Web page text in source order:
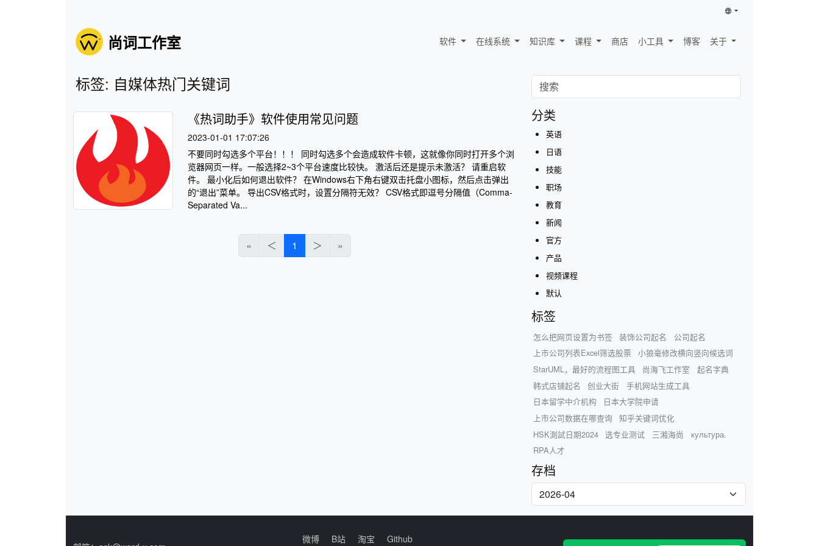
尚词工作室 软件 在线系统 知识库 课程 商店 小工具 博客 关于
标签: 自媒体热门关键词
《热词助手》软件使用常见问题
2023-01-01 17:07:26
不要同时勾选多个平台！！！ 同时勾选多个会造成软件卡顿，这就像你同时打开多个浏
览器网页一样。一般选择2~3个平台速度比较快。 激活后还是提示未激活？ 请重启软
件。 最小化后如何退出软件？ 在Windows右下角右键双击托盘小图标，然后点击弹出
的“退出”菜单。 导出CSV格式时，设置分隔符无效？ CSV格式即逗号分隔值（Comma-
Separated Va...
« ＜ 1 ＞ »
分类
英语
日语
技能
职场
教育
新闻
官方
产品
视频课程
默认
标签
怎么把网页设置为书签 装饰公司起名
公司起名
上市公司列表Excel筛选股票
小狼毫修改横向竖向候选词
StarUML，最好的流程图工具
尚海飞工作室
起名字典
韩式店铺起名
创业大街
手机网站生成工具
日本留学中介机构
日本大学院申请
上市公司数据在哪查询
知乎关键词优化
HSK測試日期2024
选专业测试 三湘海尚
культура.
RPA人才
存档
微博 B站 淘宝 Github